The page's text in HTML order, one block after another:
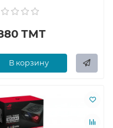
ТМТ
В корзину